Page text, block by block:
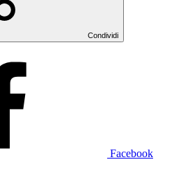
Condividi
Facebook